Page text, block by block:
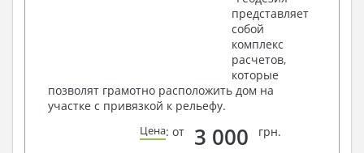
представляет
собой
комплекс
расчетов,
которые
позволят грамотно расположить дом на
участке с привязкой к рельефу.
Цена: от 3 000 грн.